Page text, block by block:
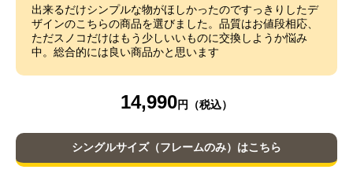
出来るだけシンプルな物がほしかったのですっきりしたデ
ザインのこちらの商品を選びました。品質はお値段相応、
ただスノコだけはもう少しいいものに交換しようか悩み
中。総合的には良い商品かと思います
14,990
シングルサイズ（フレームのみ）はこちら